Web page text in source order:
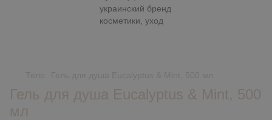
Гель для душа Eucalyptus & Mint, 500
мл